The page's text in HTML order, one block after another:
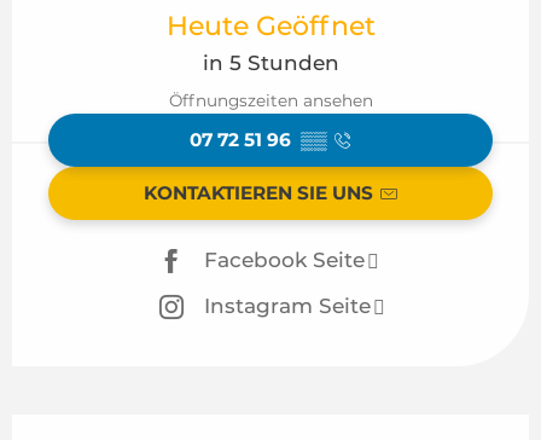
Heute Geöffnet
in 5 Stunden
Öffnungszeiten ansehen
07 72 51 96 ▒▒
KONTAKTIEREN SIE UNS
Facebook Seite
Instagram Seite